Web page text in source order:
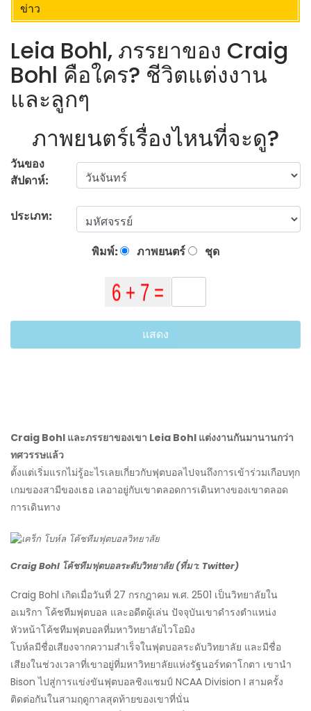
ข่าว
Leia Bohl, ภรรยาของ Craig
Bohl คือใคร? ชีวิตแต่งงาน
และลูกๆ
ภาพยนตร์เรื่องไหนที่จะดู?
วันของ
สัปดาห์:
ประเภท:
พิมพ์: ภาพยนตร์ ชุด
แสดง
Craig Bohl และภรรยาของเขา Leia Bohl แต่งงานกันมานานกว่า
ทศวรรษแล้ว
ตั้งแต่เริ่มแรกไม่รู้อะไรเลยเกี่ยวกับฟุตบอลไปจนถึงการเข้าร่วมเกือบทุก
เกมของสามีของเธอ เลอาอยู่กับเขาตลอดการเดินทางของเขาตลอด
การเดินทาง
Craig Bohl โค้ชทีมฟุตบอลระดับวิทยาลัย (ที่มา: Twitter)
Craig Bohl เกิดเมื่อวันที่ 27 กรกฎาคม พ.ศ. 2501 เป็นวิทยาลัยใน
อเมริกา โค้ชทีมฟุตบอล และอดีตผู้เล่น ปัจจุบันเขาดำรงตำแหน่ง
หัวหน้าโค้ชทีมฟุตบอลที่มหาวิทยาลัยไวโอมิง
โบห์ลมีชื่อเสียงจากความสำเร็จในฟุตบอลระดับวิทยาลัย และมีชื่อ
เสียงในช่วงเวลาที่เขาอยู่ที่มหาวิทยาลัยแห่งรัฐนอร์ทดาโกตา เขานำ
Bison ไปสู่การแข่งขันฟุตบอลชิงแชมป์ NCAA Division I สามครั้ง
ติดต่อกันในสามฤดูกาลสุดท้ายของเขาที่นั่น